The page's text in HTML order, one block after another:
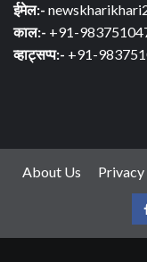
ईमेल:-
काल:- +91-
व्हाट्सप्प:- +91-
About Us